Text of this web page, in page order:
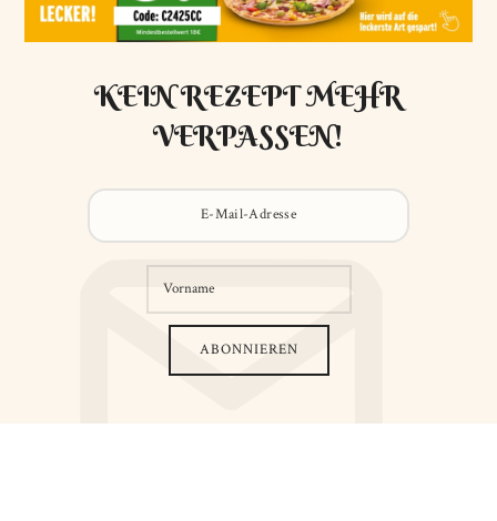
KEIN REZEPT MEHR
VERPASSEN!